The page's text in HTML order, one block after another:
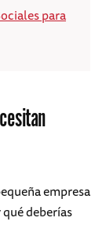
para
empresa
deberías